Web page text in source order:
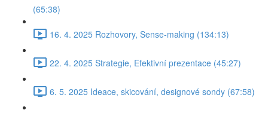
(65:38)
16. 4. 2025 Rozhovory, Sense-making (134:13)
22. 4. 2025 Strategie, Efektivní prezentace (45:27)
6. 5. 2025 Ideace, skicování, designové sondy (67:58)